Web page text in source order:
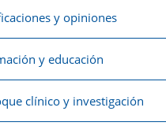
y opiniones
y educación
clínico y investigación